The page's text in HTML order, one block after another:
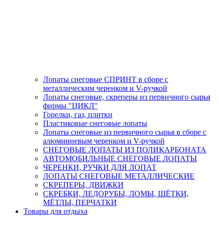
Лопаты снеговые СПРИНТ в сборе с
металлическим черенком и V-ручкой
Лопаты снеговые, скреперы из первичного сырья
фирмы "ЦИКЛ"
Горелки, газ, плитки
Пластиковые снеговые лопаты
Лопаты снеговые из первичного сырья в сборе с
алюминиевым черенком и V-ручкой
СНЕГОВЫЕ ЛОПАТЫ ИЗ ПОЛИКАРБОНАТА
АВТОМОБИЛЬНЫЕ СНЕГОВЫЕ ЛОПАТЫ
ЧЕРЕНКИ, РУЧКИ ДЛЯ ЛОПАТ
ЛОПАТЫ СНЕГОВЫЕ МЕТАЛЛИЧЕСКИЕ
СКРЕПЕРЫ, ДВИЖКИ
СКРЕБКИ, ЛЕДОРУБЫ, ЛОМЫ, ЩЁТКИ,
МЁТЛЫ, ПЕРЧАТКИ
Товары для отдыха